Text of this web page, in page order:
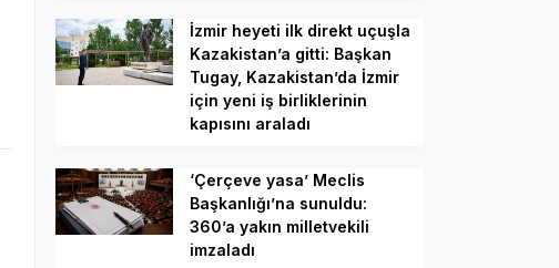
İzmir heyeti ilk direkt uçuşla
Kazakistan’a gitti: Başkan
Tugay, Kazakistan’da İzmir
için yeni iş birliklerinin
kapısını araladı
‘Çerçeve yasa’ Meclis
Başkanlığı’na sunuldu:
360’a yakın milletvekili
imzaladı